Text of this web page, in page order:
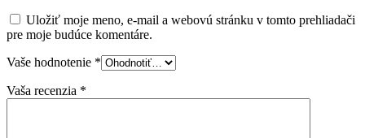
Uložiť moje meno, e-mail a webovú stránku v tomto prehliadači
pre moje budúce komentáre.
Vaše hodnotenie *
Vaša recenzia *